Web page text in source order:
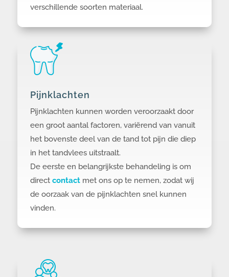
verschillende soorten materiaal.
Pijnklachten
Pijnklachten kunnen worden veroorzaakt door
een groot aantal factoren, variërend van vanuit
het bovenste deel van de tand tot pijn die diep
in het tandvlees uitstraalt.
De eerste en belangrijkste behandeling is om
direct contactmet ons op te nemen, zodat wij
de oorzaak van de pijnklachten snel kunnen
vinden.